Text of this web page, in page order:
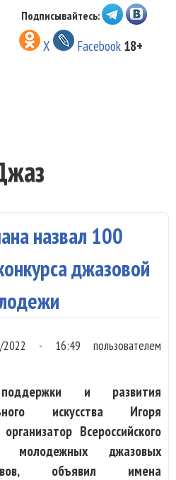
к основному
Подписывайтесь:
X Facebook 18+
назвал 100
джазовой
2022 - 16:49 пользователем
и развития
искусства Игоря
Всероссийского
молодежных джазовых
объявил имена